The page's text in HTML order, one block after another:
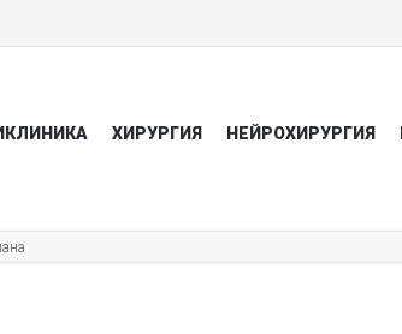
ХИРУРГИЯ НЕЙРОХИРУРГИЯ